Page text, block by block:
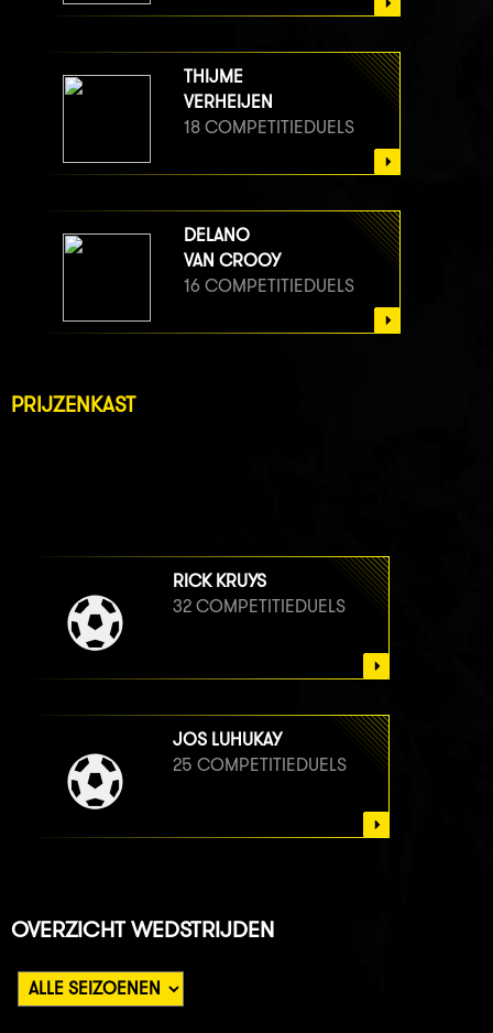
THIJME
VERHEIJEN
18 COMPETITIEDUELS
DELANO
VAN CROOY
16 COMPETITIEDUELS
PRIJZENKAST
RICK KRUYS
32 COMPETITIEDUELS
JOS LUHUKAY
25 COMPETITIEDUELS
OVERZICHT WEDSTRIJDEN